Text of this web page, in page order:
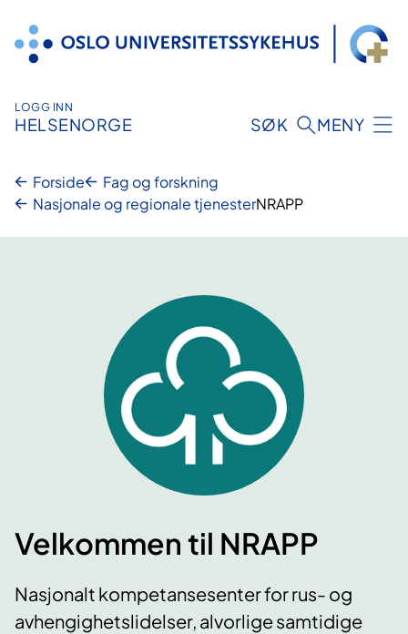
innhold
LOGG INN
HELSENORGE SØK MENY
Forside
Fag og forskning
Nasjonale og regionale tjenesterNRAPP
Velkommen til NRAPP
Nasjonalt kompetansesenter for rus- og
avhengighetslidelser, alvorlige samtidige